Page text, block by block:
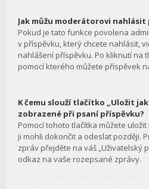
Jak můžu moderátorovi nahlásit
Pokud je tato funkce povolena
v příspěvku, který chcete nahlásit,
nahlášení příspěvku. Po kliknutí na
pomocí kterého můžete příspěvek
K čemu slouží tlačítko „Uložit
zobrazené při psaní příspěvku?
Pomocí tohoto tlačítka můžete
ji mohli dokončit a odeslat později.
zpráv přejděte na váš „Uživatelský
odkaz na vaše rozepsané zprávy.